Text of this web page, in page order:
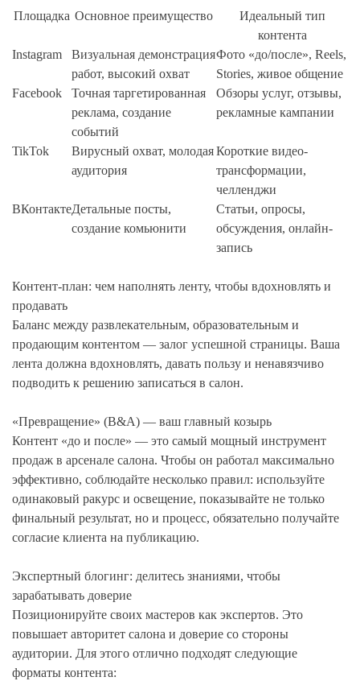
Площадка Основное преимущество
Идеальный тип
контента
Instagram
Визуальная демонстрация
работ, высокий охват
Фото «до/после», Reels,
Stories, живое общение
Facebook
Точная таргетированная
реклама, создание
событий
Обзоры услуг, отзывы,
рекламные кампании
TikTok
Вирусный охват, молодая
аудитория
Короткие видео-
трансформации,
челленджи
ВКонтактеДетальные посты,
создание комьюнити
Статьи, опросы,
обсуждения, онлайн-
запись
Контент-план: чем наполнять ленту, чтобы вдохновлять и
продавать
Баланс между развлекательным, образовательным и
продающим контентом — залог успешной страницы. Ваша
лента должна вдохновлять, давать пользу и ненавязчиво
подводить к решению записаться в салон.
«Превращение» (B&A) — ваш главный козырь
Контент «до и после» — это самый мощный инструмент
продаж в арсенале салона. Чтобы он работал максимально
эффективно, соблюдайте несколько правил: используйте
одинаковый ракурс и освещение, показывайте не только
финальный результат, но и процесс, обязательно получайте
согласие клиента на публикацию.
Экспертный блогинг: делитесь знаниями, чтобы
зарабатывать доверие
Позиционируйте своих мастеров как экспертов. Это
повышает авторитет салона и доверие со стороны
аудитории. Для этого отлично подходят следующие
форматы контента: